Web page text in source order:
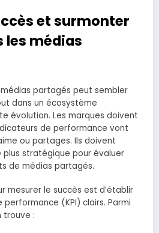
et surmonter
les médias
partagés peut sembler
dans un écosystème
évolution. Les marques doivent
de performance vont
ou partages. Ils doivent
stratégique pour évaluer
de médias partagés.
mesurer le succès est d’établir
(KPI) clairs. Parmi
trouve :